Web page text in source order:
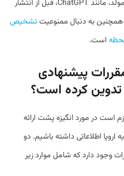
همچنین به دنبال ممنوعیت
است.
پیشنهادی
کرده است؟
است در مورد انگیزه پشت ارائه
اطلاعاتی داشته باشیم. دو
وجود دارد که شامل موارد زیر